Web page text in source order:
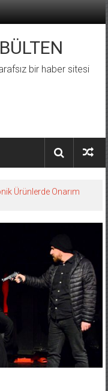
bir haber sitesi
Ürünlerde Onarım